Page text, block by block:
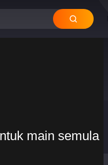
main semula